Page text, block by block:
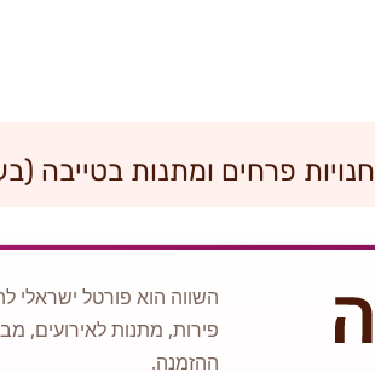
חנויות פרחים ומתנות בטייבה
השווה הוא פורטל ישראלי
פירות, מתנות לאירועים,
ההזמנה.